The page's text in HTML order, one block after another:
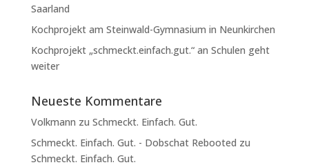
Saarland
Kochprojekt am Steinwald-Gymnasium in Neunkirchen
Kochprojekt „schmeckt.einfach.gut.“ an Schulen geht
weiter
Neueste Kommentare
Volkmann zu Schmeckt. Einfach. Gut.
Schmeckt. Einfach. Gut. - Dobschat Rebooted zu
Schmeckt. Einfach. Gut.